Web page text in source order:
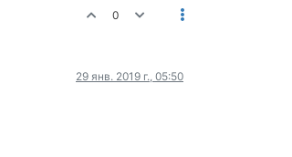
0
29 янв. 2019 г., 05:50